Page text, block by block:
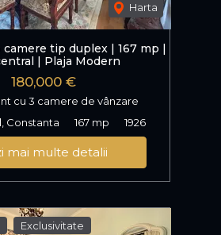
Harta
tip duplex | 167 mp |
| Plaja Modern
180,000 €
cu 3 camere de vânzare
Constanta
167 mp 1926
mai multe detalii
Exclusivitate